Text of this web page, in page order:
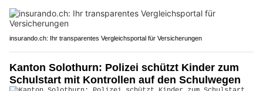
insurando.ch: Ihr transparentes Vergleichsportal für Versicherungen
Kanton Solothurn: Polizei schützt Kinder zum
Schulstart mit Kontrollen auf den Schulwegen